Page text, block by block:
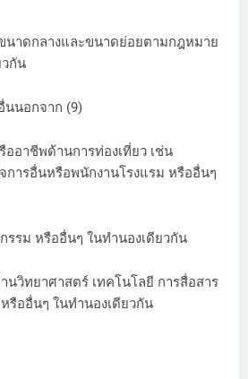
นาดกลางและขนาดย่อยตามกฎหมาย
กัน
นนอกจาก (9)
อาชีพด้านการท่องเที่ยว เช่น
ารอื่นหรือพนักงานโรงแรม หรืออื่นๆ
รม หรืออื่นๆ ในทำนองเดียวกัน
วิทยาศาสตร์ เทคโนโลยี การสื่อสาร
รืออื่นๆ ในทำนองเดียวกัน